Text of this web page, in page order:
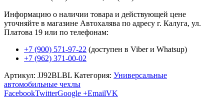
Информацию о наличии товара и действующей цене
уточняйте в магазине Автохалява по адресу г. Калуга, ул.
Платова 19 или по телефонам:
+7 (900) 571-97-22 (доступен в Viber и Whatsup)
+7 (962) 371-00-02
Артикул: JJ92BLBL Категория: Универсальные
автомобильные чехлы
FacebookTwitterGoogle +EmailVK